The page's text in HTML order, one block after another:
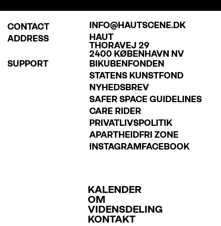
KALENDER
OM
VIDENSDELING
KONTAKT
CONTACT
INFO@HAUTSCENE.DK
ADDRESS
HAUT
THORAVEJ 29
2400 KØBENHAVN NV
SUPPORT
BIKUBENFONDEN
STATENS KUNSTFOND
NYHEDSBREV
SAFER SPACE GUIDELINES
CARE RIDER
PRIVATLIVSPOLITIK
APARTHEIDFRI ZONE
INSTAGRAMFACEBOOK